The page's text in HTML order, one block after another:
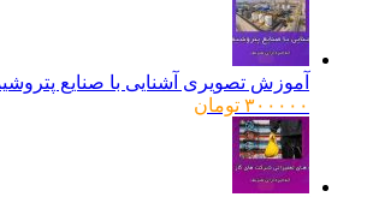
آموزش تصویری آشنایی با صنایع پتروشیمی
۳۰۰۰۰۰ تومان